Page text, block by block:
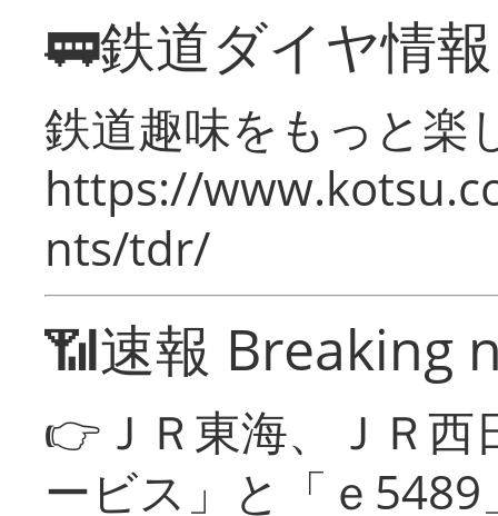
🚃鉄道ダイヤ情
鉄道趣味をもっと楽
https://
nts/tdr/
📶速報 Breaking
👉ＪＲ東海、ＪＲ
ービス」と「ｅ